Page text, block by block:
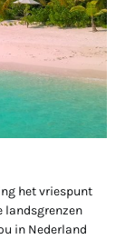
het vriespunt
landsgrenzen
in Nederland